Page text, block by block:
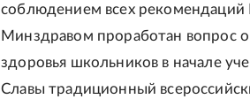
соблюдением всех рекомендаций
Минздравом проработан вопрос
здоровья школьников в начале
Славы традиционный